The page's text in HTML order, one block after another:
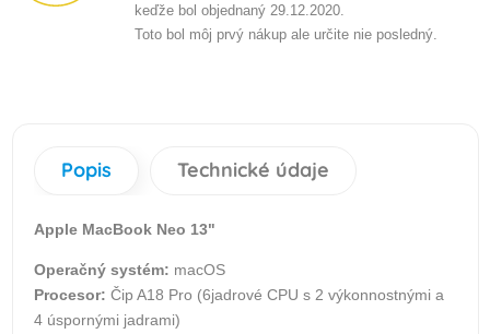
keďže bol objednaný 29.12.2020.
Toto bol môj prvý nákup ale určite nie posledný.
Popis Technické údaje
Apple MacBook Neo 13"
Operačný systém: macOS
Procesor: Čip A18 Pro (6jadrové CPU s 2 výkonnostnými a
4 úspornými jadrami)